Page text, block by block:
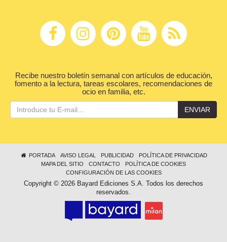
Recibe nuestro boletín semanal con artículos de educación,
fomento a la lectura, tareas escolares, recomendaciones de
ocio en familia, etc.
ENVIAR
PORTADA AVISO LEGAL PUBLICIDAD
POLÍTICA DE PRIVACIDAD
MAPA DEL SITIO
CONTACTO
POLÍTICA DE COOKIES
CONFIGURACIÓN DE LAS COOKIES
Copyright © 2026 Bayard Ediciones S.A. Todos los derechos
reservados.